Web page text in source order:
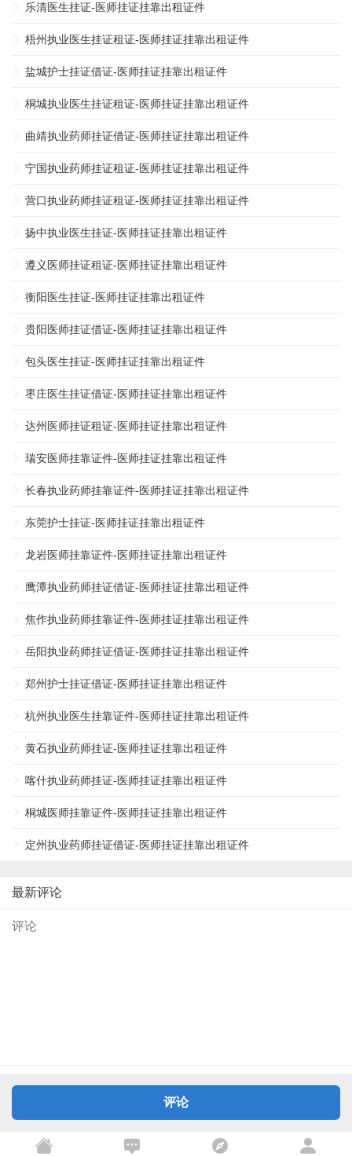
乐清医生挂证-医师挂证挂靠出租证件
梧州执业医生挂证租证-医师挂证挂靠出租证件
盐城护士挂证借证-医师挂证挂靠出租证件
桐城执业医生挂证租证-医师挂证挂靠出租证件
曲靖执业药师挂证借证-医师挂证挂靠出租证件
宁国执业药师挂证租证-医师挂证挂靠出租证件
营口执业药师挂证租证-医师挂证挂靠出租证件
扬中执业医生挂证-医师挂证挂靠出租证件
遵义医师挂证租证-医师挂证挂靠出租证件
衡阳医生挂证-医师挂证挂靠出租证件
贵阳医师挂证借证-医师挂证挂靠出租证件
包头医生挂证-医师挂证挂靠出租证件
枣庄医生挂证借证-医师挂证挂靠出租证件
达州医师挂证租证-医师挂证挂靠出租证件
瑞安医师挂靠证件-医师挂证挂靠出租证件
长春执业药师挂靠证件-医师挂证挂靠出租证件
东莞护士挂证-医师挂证挂靠出租证件
龙岩医师挂靠证件-医师挂证挂靠出租证件
鹰潭执业药师挂证借证-医师挂证挂靠出租证件
焦作执业药师挂靠证件-医师挂证挂靠出租证件
岳阳执业药师挂证借证-医师挂证挂靠出租证件
郑州护士挂证借证-医师挂证挂靠出租证件
杭州执业医生挂靠证件-医师挂证挂靠出租证件
黄石执业药师挂证-医师挂证挂靠出租证件
喀什执业药师挂证-医师挂证挂靠出租证件
桐城医师挂靠证件-医师挂证挂靠出租证件
定州执业药师挂证借证-医师挂证挂靠出租证件
最新评论
评论